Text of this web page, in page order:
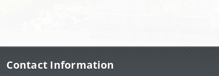
Contact Information